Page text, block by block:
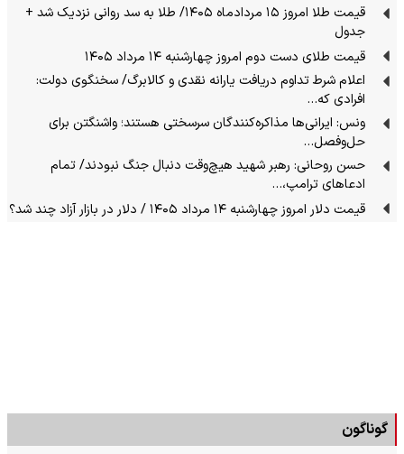
قیمت طلا امروز ۱۵ مردادماه ۱۴۰۵/ طلا به سد روانی نزدیک شد +
جدول
قیمت طلای دست دوم امروز چهارشنبه ۱۴ مرداد ۱۴۰۵
اعلام شرط تداوم دریافت یارانه نقدی و کالابرگ/ سخنگوی دولت:
افرادی که…
ونس: ایرانی‌ها مذاکره‌کنندگان سرسختی هستند؛ واشنگتن برای
حل‌وفصل…
حسن روحانی: رهبر شهید هیچ‌وقت دنبال جنگ نبودند/ تمام
ادعاهای ترامپ،…
قیمت دلار امروز چهارشنبه ۱۴ مرداد ۱۴۰۵ / دلار در بازار آزاد چند شد؟
گوناگون